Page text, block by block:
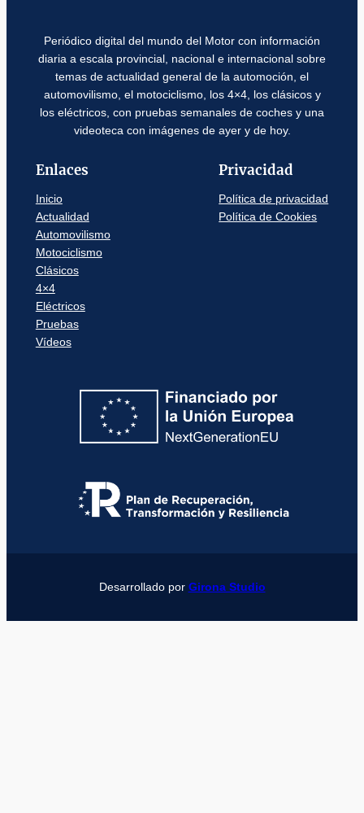
Periódico digital del mundo del Motor con información
diaria a escala provincial, nacional e internacional sobre
temas de actualidad general de la automoción, el
automovilismo, el motociclismo, los 4×4, los clásicos y
los eléctricos, con pruebas semanales de coches y una
videoteca con imágenes de ayer y de hoy.
Enlaces
Inicio
Actualidad
Automovilismo
Motociclismo
Clásicos
4×4
Eléctricos
Pruebas
Vídeos
Privacidad
Política de privacidad
Política de Cookies
Desarrollado por Girona Studio